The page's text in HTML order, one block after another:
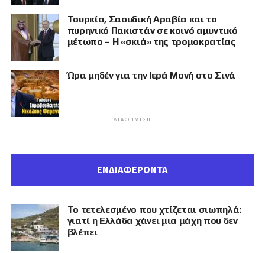
Τουρκία, Σαουδική Αραβία και το
πυρηνικό Πακιστάν σε κοινό αμυντικό
μέτωπο – Η «σκιά» της τρομοκρατίας
Ώρα μηδέν για την Ιερά Μονή στο Σινά
ΔΙΑΦΉΜΙΣΗ
ΕΝΔΙΑΦΕΡΟΝΤΑ
Το τετελεσμένο που χτίζεται σιωπηλά:
γιατί η Ελλάδα χάνει μια μάχη που δεν
βλέπει